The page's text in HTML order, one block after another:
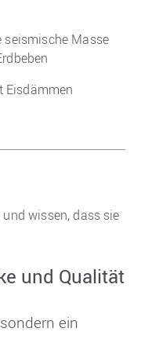
seismische Masse
Eisdämmen
wissen, dass sie
und Qualität
ein